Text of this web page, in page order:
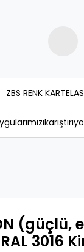
ZBS RENK
(güçlü,
3016